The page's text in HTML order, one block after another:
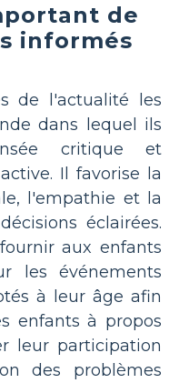
de
informés
de l'actualité les
dans lequel ils
critique et
Il favorise la
l'empathie et la
éclairées.
aux enfants
les événements
à leur âge afin
enfants à propos
leur participation
des problèmes